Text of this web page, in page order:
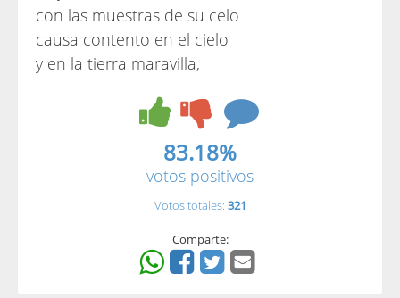
con las muestras de su celo
causa contento en el cielo
y en la tierra maravilla,
83.18%
votos positivos
Votos totales: 321
Comparte: